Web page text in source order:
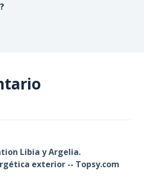
Libia y Argelia.
exterior -- Topsy.com